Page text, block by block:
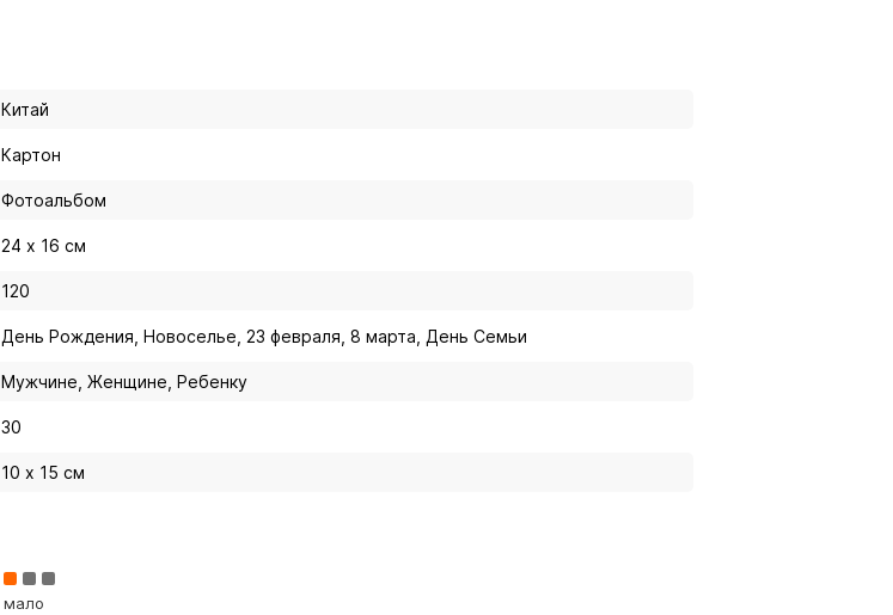
Китай
Картон
Фотоальбом
24 х 16 см
120
День Рождения, Новоселье, 23 февраля, 8 марта, День Семьи
Мужчине, Женщине, Ребенку
30
10 х 15 см
мало